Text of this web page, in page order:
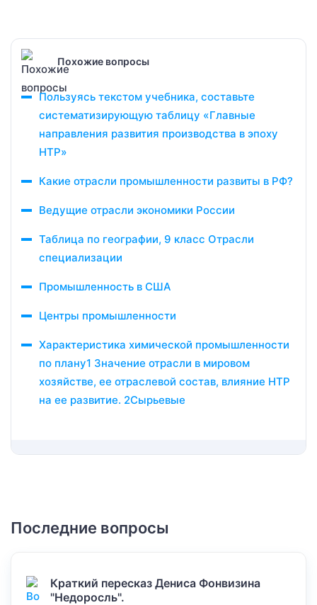
Похожие вопросы
Пользуясь текстом учебника, составьте
систематизирующую таблицу «Главные
направления развития производства в эпоху
НТР»
Какие отрасли промышленности развиты в РФ?
Ведущие отрасли экономики России
Таблица по географии, 9 класс Отрасли
специализации
Промышленность в США
Центры промышленности
Характеристика химической промышленности
по плану1 Значение отрасли в мировом
хозяйстве, ее отраслевой состав, влияние НТР
на ее развитие. 2Сырьевые
Последние вопросы
Краткий пересказ Дениса Фонвизина
"Недоросль".